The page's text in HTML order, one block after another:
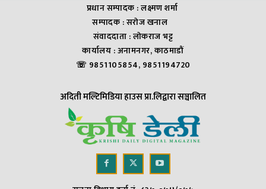
प्रधान सम्पादक : लक्ष्मण शर्मा
सम्पादक : सराेज खनाल
संवाददाता : लाेकराज भट्ट
कार्यालय : अनामनगर, काठमाडौं
☏ 9851105854, 9851194720
अदिती मल्टिमिडिया हाउस प्रा.लिद्वारा सञ्चालित